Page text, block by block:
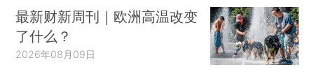
最新财新周刊｜欧洲高温改变
了什么？
2026年08月09日